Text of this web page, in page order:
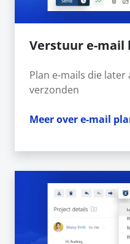
Verstuur e-mail
Plan e-mails die
verzonden
Meer over e-mail